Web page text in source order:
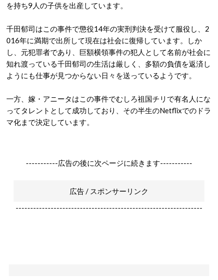
を持ち9人の子供を出産しています。
千田郁司はこの事件で懲役14年の実刑判決を受けて服役し、2
016年に満期で出所して現在は社会に復帰しています。しか
し、元犯罪者であり、巨額横領事件の犯人として名前が社会に
知れ渡っている千田郁司の生活は厳しく、多額の負債を返済し
ようにも仕事が見つからない日々を送っているようです。
一方、嫁・アニータはこの事件でむしろ祖国チリで有名人にな
ってタレントとして成功しており、その半生のNetflixでのドラ
マ化まで決定しています。
-----------広告の後に次ページに続きます-----------
広告 / スポンサーリンク
----------------------------------------------------------------